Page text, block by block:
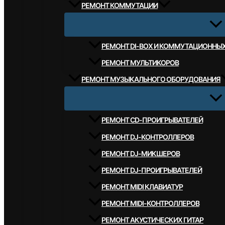
РЕМОНТ КОММУТАЦИИ
РЕМОНТ DI-BOX И
РЕМОНТ МУЛЬТИКОРОВ
РЕМОНТ МУЗЫКАЛЬНОГО ОБОРУДОВАНИЯ
РЕМОНТ CD-ПРОИГРЫВАТЕЛЕЙ
РЕМОНТ DJ-КОНТРОЛЛЕРОВ
РЕМОНТ DJ-МИКШЕРОВ
РЕМОНТ DJ-ПРОИГРЫВАТЕЛЕЙ
РЕМОНТ MIDI КЛАВИАТУР
РЕМОНТ MIDI-КОНТРОЛЛЕРОВ
РЕМОНТ АКУСТИЧЕСКИХ ГИТАР